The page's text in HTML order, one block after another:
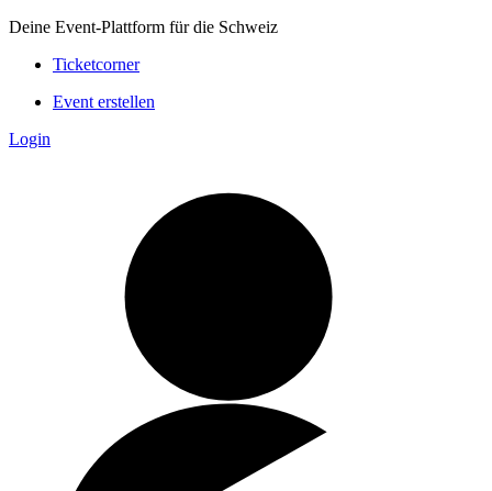
Deine Event-Plattform für die Schweiz
Ticketcorner
Event erstellen
Login